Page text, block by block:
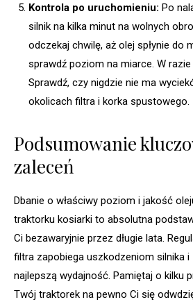
Kontrola po uruchomieniu: Po
silnik na kilka minut na wolnych
odczekaj chwilę, aż olej spłynie do
sprawdź poziom na miarce. W
Sprawdź, czy nigdzie nie ma
okolicach filtra i korka spustowego.
Podsumowanie
zaleceń
Dbanie o właściwy poziom i jakość
traktorku kosiarki to absolutna
Ci bezawaryjnie przez długie lata.
filtra zapobiega uszkodzeniom silnika i
najlepszą wydajność. Pamiętaj o kilku
Twój traktorek na pewno Ci się